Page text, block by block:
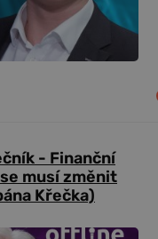
- Finanční
musí změnit
Křečka)